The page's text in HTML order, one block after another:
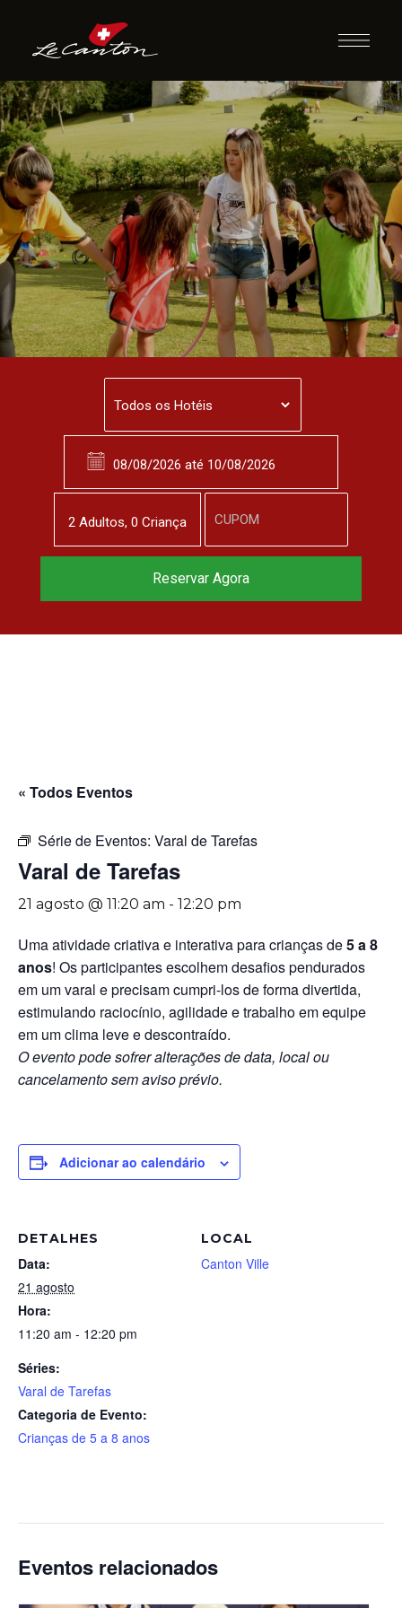
Varal de Tarefas
« Todos Eventos
Série de Eventos: Varal de Tarefas
Varal de Tarefas
21 agosto @ 11:20 am - 12:20 pm
Uma atividade criativa e interativa para crianças de5 a 8
anos! Os participantes escolhem desafios pendurados
em um varal e precisam cumpri-los de forma divertida,
estimulando raciocínio, agilidade e trabalho em equipe
em um clima leve e descontraído.
O evento pode sofrer alterações de data, local ou
cancelamento sem aviso prévio.
Adicionar ao calendário
DETALHES
Data:
21 agosto
Hora:
11:20 am - 12:20 pm
Séries:
Varal de Tarefas
Categoria de Evento:
Crianças de 5 a 8 anos
LOCAL
Canton Ville
Eventos relacionados
2 Adultos, 0 Criança
Reservar Agora